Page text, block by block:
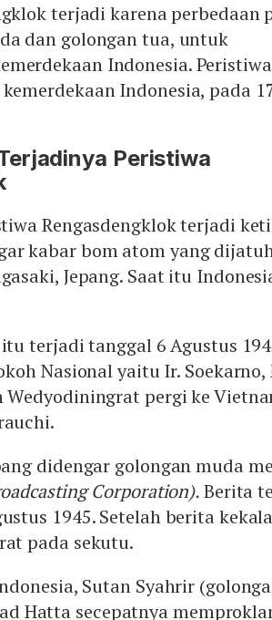
terjadi karena perbedaan
dan golongan tua, untuk
Indonesia.
Indonesia, pada
Peristiwa
Rengasdengklok terjadi
kabar bom atom yang
Jepang. Saat itu
terjadi tanggal 6 Agustus
Nasional yaitu Ir.
Wedyodiningrat pergi ke
didengar golongan muda
Corporation).Berita
1945. Setelah berita
pada sekutu.
Sutan Syahrir
Hatta secepatnya